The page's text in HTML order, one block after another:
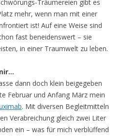
Träumereien gibt es
mehr, wenn man mit einer
ist! Auf eine Weise sind
fast beneidenswert – sie
in einer Traumwelt zu leben.
dann doch klein beigegeben
Februar und Anfang März mein
. Mit diversen Begleitmitteln
Verabreichung gleich zwei Liter
ein – was für mich verblüffend